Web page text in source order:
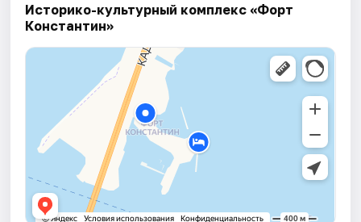
Историко-культурный комплекс «Форт
Константин»